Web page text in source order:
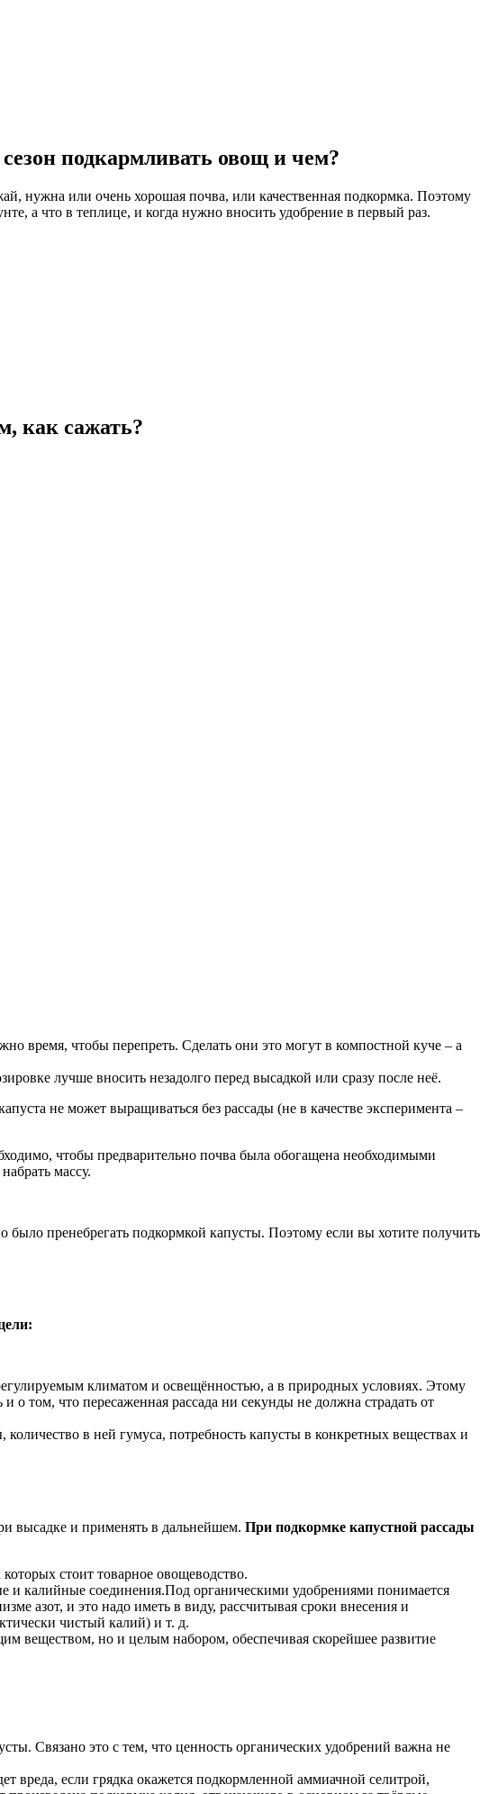
подкармливать овощ и чем?
нужна или очень хорошая почва, или качественная подкормка. Поэтому
а что в теплице, и когда нужно вносить удобрение в первый раз.
как сажать?
время, чтобы перепреть. Сделать они это могут в компостной куче – а
лучше вносить незадолго перед высадкой или сразу после неё.
не может выращиваться без рассады (не в качестве эксперимента –
чтобы предварительно почва была обогащена необходимыми
массу.
пренебрегать подкормкой капусты. Поэтому если вы хотите получить
климатом и освещённостью, а в природных условиях. Этому
о том, что пересаженная рассада ни секунды не должна страдать от
в ней гумуса, потребность капусты в конкретных веществах и
высадке и применять в дальнейшем. При подкормке капустной рассады
стоит товарное овощеводство.
и калийные соединения.Под органическими удобрениями понимается
азот, и это надо иметь в виду, рассчитывая сроки внесения и
чистый калий) и т. д.
веществом, но и целым набором, обеспечивая скорейшее развитие
Связано это с тем, что ценность органических удобрений важна не
вреда, если грядка окажется подкормленной аммиачной селитрой,